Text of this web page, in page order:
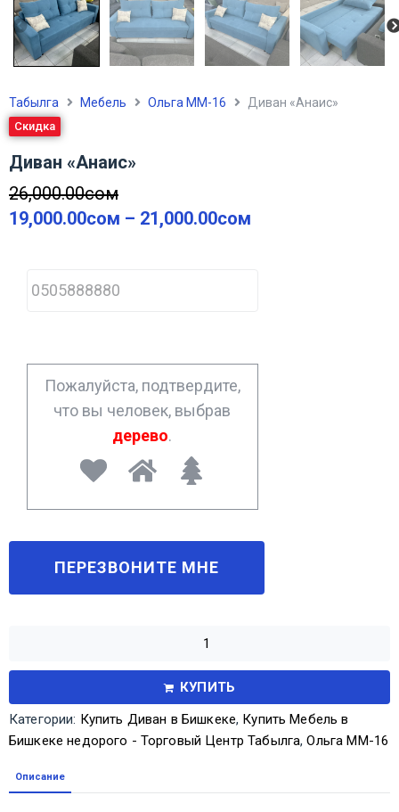
Табылга Мебель Ольга ММ-16 Диван «Анаис»
Скидка
Диван «Анаис»
26,000.00сом
19,000.00сом – 21,000.00сом
h
o
*
Пожалуйста, подтвердите,
что вы человек, выбрав
дерево.
КУПИТЬ
Категории: Купить Диван в Бишкеке, Купить Мебель в
Бишкеке недорого - Торговый Центр Табылга,Ольга ММ-16
Описание